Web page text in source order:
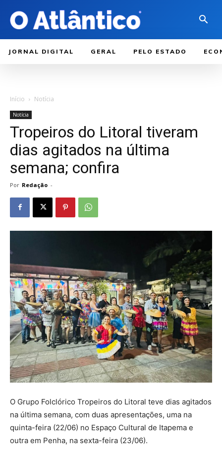
JORNAL DIGITAL GERAL PELO ESTADO
Início Notícia
Notícia
Tropeiros do Litoral tiveram
dias agitados na última
semana; confira
Por Redação -
O Grupo Folclórico Tropeiros do Litoral teve dias agitados
na última semana, com duas apresentações, uma na
quinta-feira (22/06) no Espaço Cultural de Itapema e
outra em Penha, na sexta-feira (23/06).